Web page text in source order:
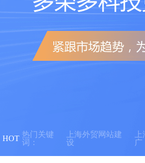
HOT 热门关键
词：
上海外贸网站建
设
广